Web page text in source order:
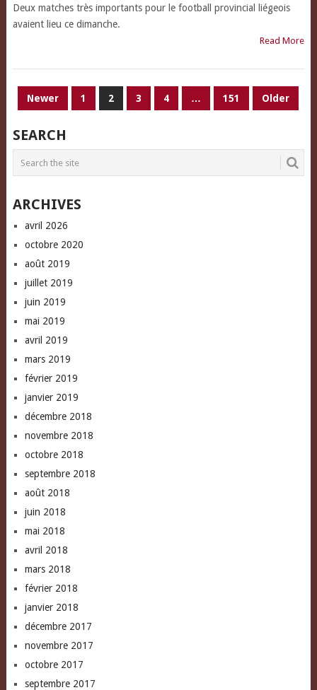
Deux matches très importants pour le football provincial liégeois
avaient lieu ce dimanche.
Read More
PAGINATION
PUBLICATIONS
Newer 1 2 3 4 … 151 Older
SEARCH
ARCHIVES
avril 2026
octobre 2020
août 2019
juillet 2019
juin 2019
mai 2019
avril 2019
mars 2019
février 2019
janvier 2019
décembre 2018
novembre 2018
octobre 2018
septembre 2018
août 2018
juin 2018
mai 2018
avril 2018
mars 2018
février 2018
janvier 2018
décembre 2017
novembre 2017
octobre 2017
septembre 2017